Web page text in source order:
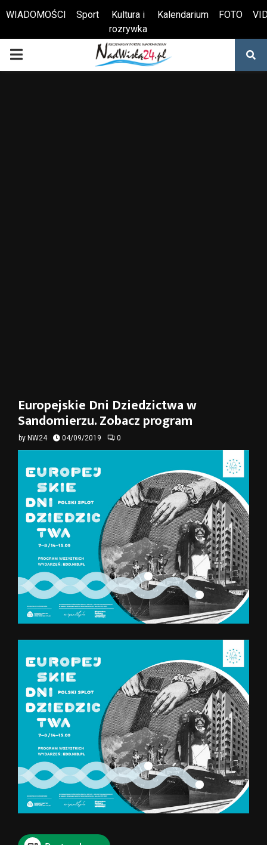
Otwórz pasek narzędzi
WIADOMOŚCI Sport
Kultura i
rozrywka
Kalendarium FOTO
PRIMARY
Europejskie Dni Dziedzictwa w
Sandomierzu. Zobacz program
by NW24 04/09/2019 0